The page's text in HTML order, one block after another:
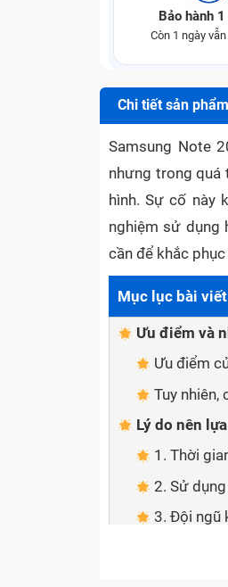
Bảo hành
Còn 1 ngày
Chi tiết sản phẩm
Samsung Note
nhưng trong quá
hình. Sự cố này
nghiệm sử dụng
cần để khắc
Mục lục bài viết
Ưu điểm và
Ưu điểm
Tuy
Lý do nên
1. Thời
2. Sử
3. Đội ngũ